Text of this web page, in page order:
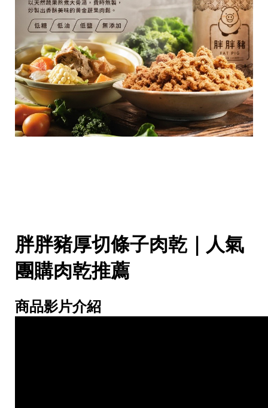
胖胖豬厚切條子肉乾｜人氣
團購肉乾推薦
商品影片介紹